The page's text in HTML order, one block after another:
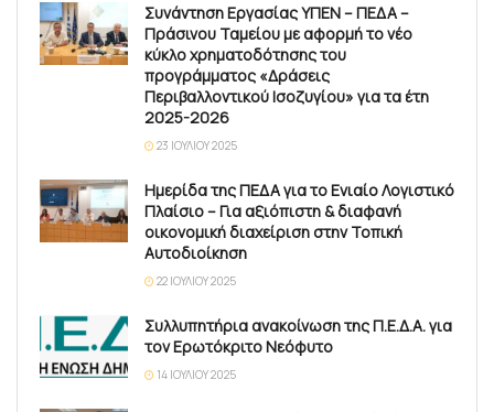
Συνάντηση Εργασίας ΥΠΕΝ – ΠΕΔΑ –
Πράσινου Ταμείου με αφορμή το νέο
κύκλο χρηματοδότησης του
προγράμματος «Δράσεις
Περιβαλλοντικού Ισοζυγίου» για τα έτη
2025-2026
23 ΙΟΥΛΊΟΥ 2025
Ημερίδα της ΠΕΔΑ για το Ενιαίο Λογιστικό
Πλαίσιο – Για αξιόπιστη & διαφανή
οικονομική διαχείριση στην Τοπική
Αυτοδιοίκηση
22 ΙΟΥΛΊΟΥ 2025
Συλλυπητήρια ανακοίνωση της Π.Ε.Δ.Α. για
τον Ερωτόκριτο Νεόφυτο
14 ΙΟΥΛΊΟΥ 2025